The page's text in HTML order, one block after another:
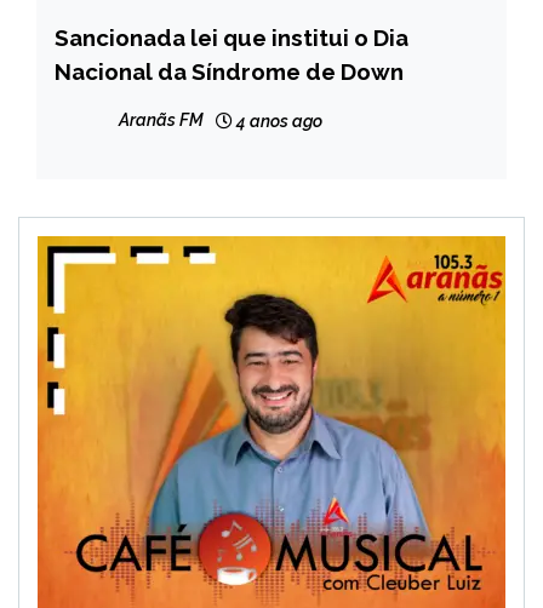
NOTÍCIAS
Sancionada lei que institui o Dia
Nacional da Síndrome de Down
Aranãs FM 4 anos ago